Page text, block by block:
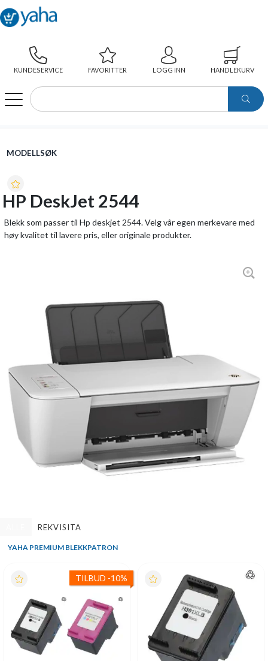
KUNDESERVICE FAVORITTER LOGG INN HANDLEKURV
WEBSHOP
MODELLSØK
HP DeskJet 2544
Blekk som passer til Hp deskjet 2544. Velg vår egen merkevare med
høy kvalitet til lavere pris, eller originale produkter.
REKVISITA
YAHA PREMIUM BLEKKPATRON
TILBUD -10%